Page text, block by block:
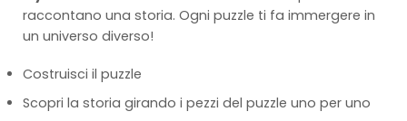
raccontano una storia. Ogni puzzle ti fa immergere in
un universo diverso!
Costruisci il puzzle
Scopri la storia girando i pezzi del puzzle uno per uno